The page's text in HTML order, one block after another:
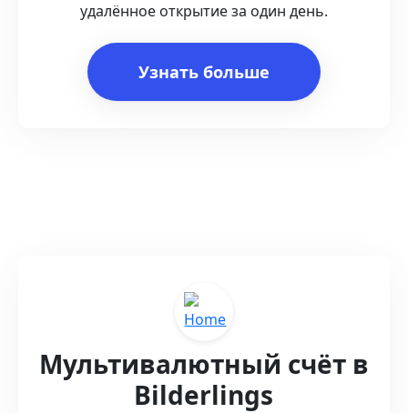
удалённое открытие за один день.
Узнать больше
Мультивалютный счёт в
Bilderlings